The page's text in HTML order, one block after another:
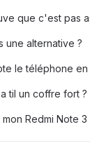
que c'est pas
une alternative ?
le téléphone
til un coffre fort ?
Redmi Note